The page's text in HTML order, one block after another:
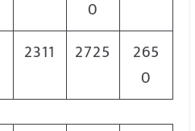
0
2311 2725
265
0